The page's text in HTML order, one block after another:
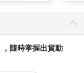
隨時掌握出貨動